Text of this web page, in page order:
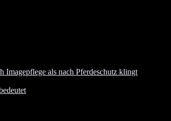
Imagepflege als nach Pferdeschutz klingt